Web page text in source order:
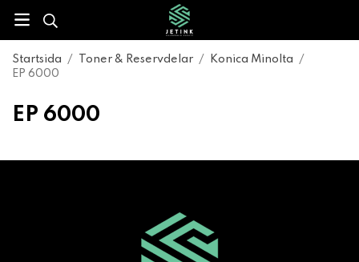
Startsida / Toner & Reservdelar / Konica Minolta
/
EP 6000
EP 6000